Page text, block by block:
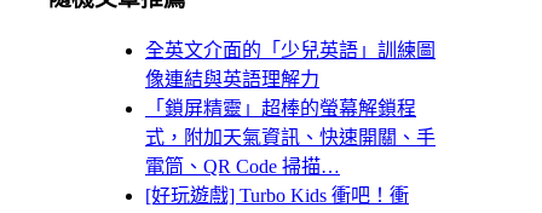
全英文介面的「少兒英語」訓練圖
像連結與英語理解力
「鎖屏精靈」超棒的螢幕解鎖程
式，附加天氣資訊、快速開關、手
電筒、QR Code 掃描…
[好玩遊戲] Turbo Kids 衝吧！衝